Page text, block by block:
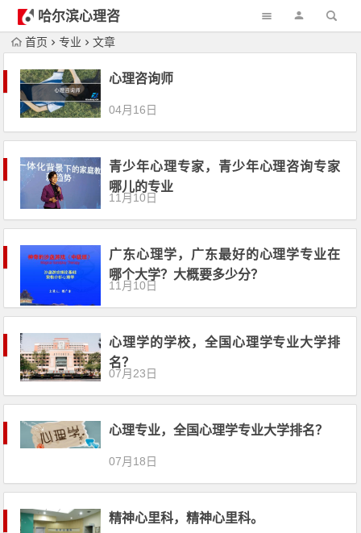
哈尔滨心理咨
询首页 专业 文章
心理咨询师
04月16日
青少年心理专家，青少年心理咨询专家
哪儿的专业
11月10日
广东心理学，广东最好的心理学专业在
哪个大学？大概要多少分？
11月10日
心理学的学校，全国心理学专业大学排
名？
07月23日
心理专业，全国心理学专业大学排名？
07月18日
精神心里科，精神心里科。